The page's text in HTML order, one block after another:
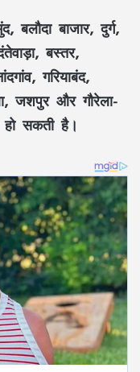
बलौदा बाजार, दुर्ग,
बस्तर,
गरियाबंद,
जशपुर और गौरेला-
हो सकती है।